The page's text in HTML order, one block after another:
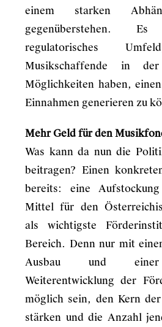
einem starken
gegenüberstehen.
regulatorisches
Musikschaffende in
Möglichkeiten haben,
Einnahmen generieren zu
Mehr Geld für den
Was kann da nun die
beitragen? Einen
bereits: eine
Mittel für den
als wichtigste
Bereich. Denn nur mit
Ausbau und einer
Weiterentwicklung der
möglich sein, den Kern
stärken und die Anzahl